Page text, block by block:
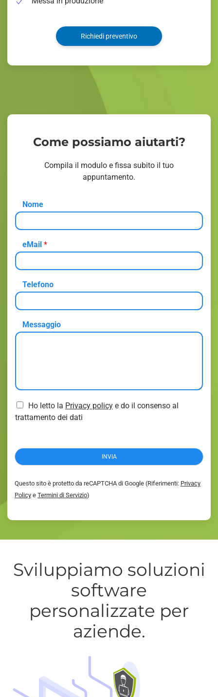
Richiedi preventivo
Come possiamo aiutarti?
Compila il modulo e fissa subito il tuo
appuntamento.
Nome
eMail *
Telefono
Messaggio
C
o
s
P
r
a
y
Ho letto la Privacy policy e do il consenso al
trattamento dei dati
INVIA
Questo sito è protetto da reCAPTCHA di Google (Riferimenti: Privacy
Policy e Termini di Servizio)
Sviluppiamo soluzioni
software
personalizzate per
aziende.